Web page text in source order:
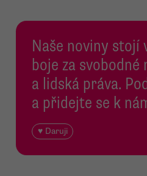
Naše noviny stojí
boje za
a lidská práva.
a přidejte se k
♥ Daruji